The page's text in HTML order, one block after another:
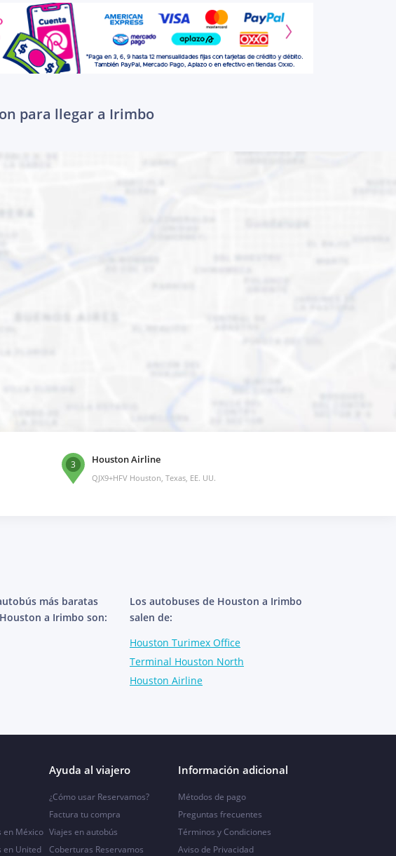
para llegar a Irimbo
3 Houston Airline
QJX9+HFV Houston, Texas, EE. UU.
más baratas
a Irimbo son:
Los autobuses de Houston a Irimbo
salen de:
Houston Turimex Office
Terminal Houston North
Houston Airline
en México
en United
Ayuda al viajero
¿Cómo usar Reservamos?
Factura tu compra
Viajes en autobús
Coberturas Reservamos
Información adicional
Métodos de pago
Preguntas frecuentes
Términos y Condiciones
Aviso de Privacidad